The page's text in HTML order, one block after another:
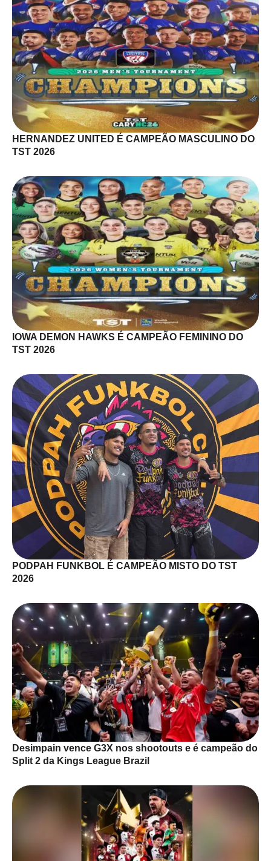
HERNANDEZ UNITED É CAMPEÃO MASCULINO DO
TST 2026
IOWA DEMON HAWKS É CAMPEÃO FEMININO DO
TST 2026
PODPAH FUNKBOL É CAMPEÃO MISTO DO TST
2026
Desimpain vence G3X nos shootouts e é campeão do
Split 2 da Kings League Brazil